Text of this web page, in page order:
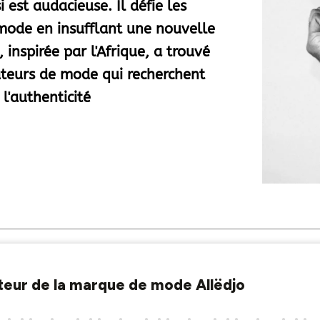
est audacieuse. Il défie les
en insufflant une nouvelle
inspirée par l'Afrique, a trouvé
de mode qui recherchent